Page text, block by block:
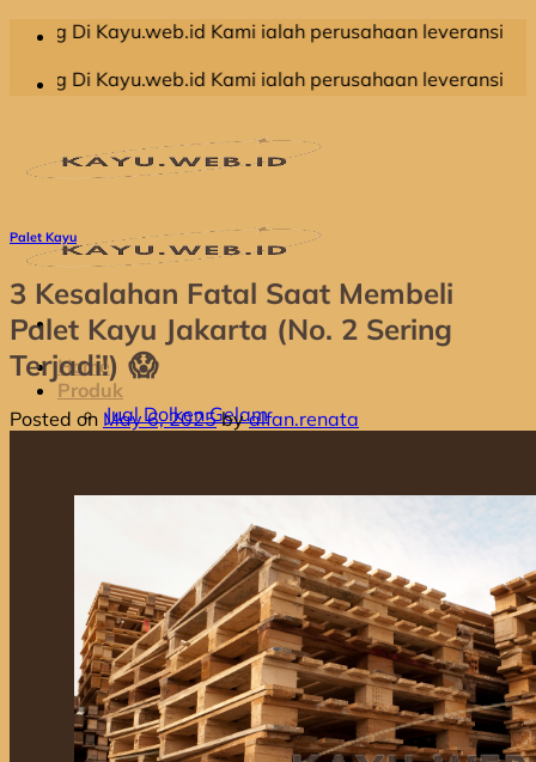
Skip
content
Kami ialah perusahaan leveransir kayu olahan
Kami ialah perusahaan leveransir kayu olahan
Home
Produk
Jual Dolken Gelam
Jual Kayu Kompas
Jual Kayu Bengkirai
Jual Kayu Lokal Murah
Jual Kayu Tembalun
Jual Palet Kayu
Jual Kayu Kamper Medan
Jual Triplek
Jasa Pasang Lantai Kayu
Jual Kayu Kamper Samarinda
Blog
Kontak
Palet Kayu
3 Kesalahan Fatal Saat Membeli
Palet Kayu Jakarta (No. 2 Sering
Terjadi!) 😱
Posted on May 6, 2025 byalfan.renata